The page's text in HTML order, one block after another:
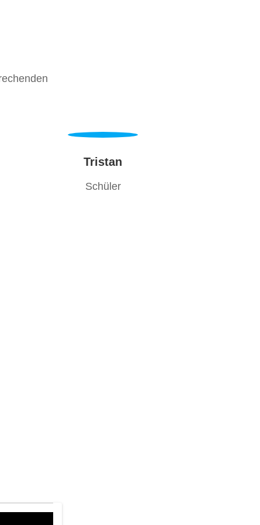
Tristan
Schüler